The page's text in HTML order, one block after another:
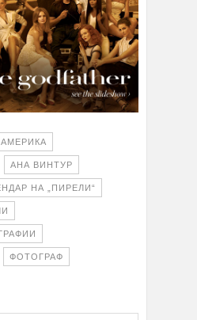
АМЕРИКА
АНА ВИНТУР
НА „ПИРЕЛИ“
ФОТОГРАФ